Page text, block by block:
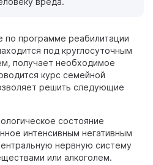
по программе реабилитации
под круглосуточным
получает необходимое
курс семейной
решить следующие
состояние
интенсивным негативным
нервную систему
или алкоголем.